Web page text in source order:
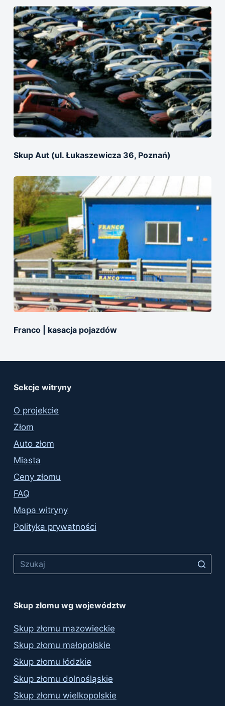
Skup Aut (ul. Łukaszewicza 36, Poznań)
Franco | kasacja pojazdów
Sekcje witryny
O projekcie
Złom
Auto złom
Miasta
Ceny złomu
FAQ
Mapa witryny
Polityka prywatności
Skup złomu wg województw
Skup złomu mazowieckie
Skup złomu małopolskie
Skup złomu łódzkie
Skup złomu dolnośląskie
Skup złomu wielkopolskie